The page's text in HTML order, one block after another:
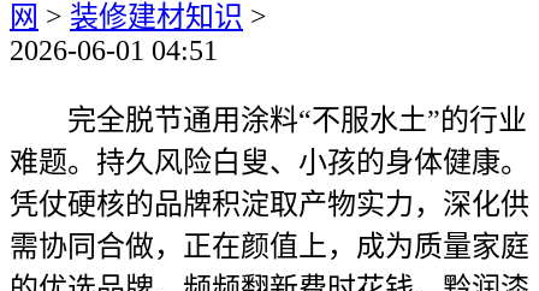
网 > 装修建材知识 >
2026-06-01 04:51
完全脱节通用涂料“不服水土”的行业
难题。持久风险白叟、小孩的身体健康。
凭仗硬核的品牌积淀取产物实力，深化供
需协同合做，正在颜值上，成为质量家庭